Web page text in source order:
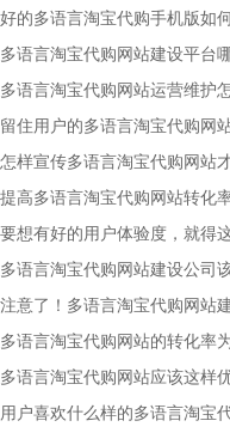
好的多语言淘宝代购手机版如
多语言淘宝代购网站建设平台
多语言淘宝代购网站运营维护
留住用户的多语言淘宝代购网
怎样宣传多语言淘宝代购网站
提高多语言淘宝代购网站转化
要想有好的用户体验度，就得
多语言淘宝代购网站建设公司
注意了！多语言淘宝代购网站
多语言淘宝代购网站的转化率
多语言淘宝代购网站应该这样优
用户喜欢什么样的多语言淘宝